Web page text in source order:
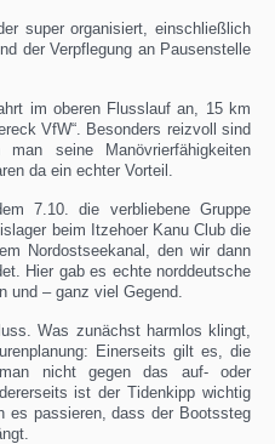
super organisiert, einschließlich
der Verpflegung an Pausenstelle
im oberen Flusslauf an, 15 km
VfW“. Besonders reizvoll sind
seine Manövrierfähigkeiten
da ein echter Vorteil.
7.10. die verbliebene Gruppe
beim Itzehoer Kanu Club die
Nordostseekanal, den wir dann
Hier gab es echte norddeutsche
und – ganz viel Gegend.
Was zunächst harmlos klingt,
Einerseits gilt es, die
nicht gegen das auf- oder
ist der Tidenkipp wichtig
es passieren, dass der Bootssteg